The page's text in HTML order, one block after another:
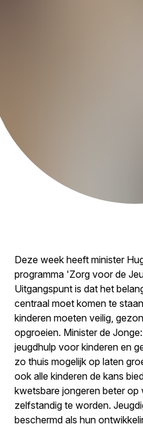
Deze week heeft minister
programma 'Zorg voor de
Uitgangspunt is dat het
centraal moet komen te
kinderen moeten veilig,
opgroeien. Minister de
jeugdhulp voor kinderen en
zo thuis mogelijk op laten
ook alle kinderen de kans
kwetsbare jongeren beter op
zelfstandig te worden.
beschermd als hun